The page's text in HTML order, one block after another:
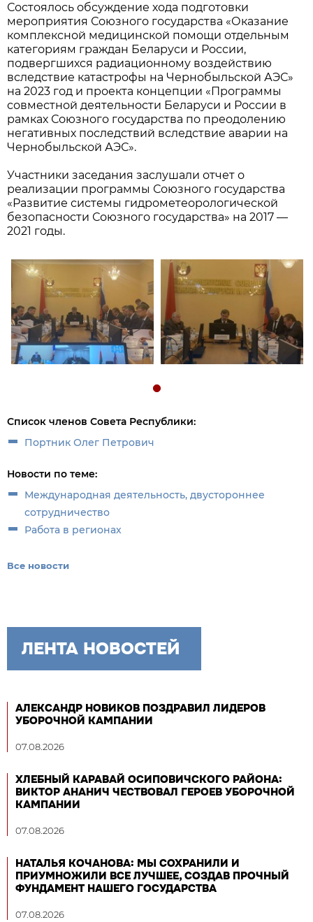
Состоялось обсуждение хода подготовки
мероприятия Союзного государства «Оказание
комплексной медицинской помощи отдельным
категориям граждан Беларуси и России,
подвергшихся радиационному воздействию
вследствие катастрофы на Чернобыльской АЭС»
на 2023 год и проекта концепции «Программы
совместной деятельности Беларуси и России в
рамках Союзного государства по преодолению
негативных последствий вследствие аварии на
Чернобыльской АЭС».
Участники заседания заслушали отчет о
реализации программы Союзного государства
«Развитие системы гидрометеорологической
безопасности Союзного государства» на 2017 —
2021 годы.
Список членов Совета Республики:
Портник Олег Петрович
Новости по теме:
Международная деятельность, двустороннее
сотрудничество
Работа в регионах
Все новости
ЛЕНТА НОВОСТЕЙ
АЛЕКСАНДР НОВИКОВ ПОЗДРАВИЛ ЛИДЕРОВ
УБОРОЧНОЙ КАМПАНИИ
07.08.2026
ХЛЕБНЫЙ КАРАВАЙ ОСИПОВИЧСКОГО РАЙОНА:
ВИКТОР АНАНИЧ ЧЕСТВОВАЛ ГЕРОЕВ УБОРОЧНОЙ
КАМПАНИИ
07.08.2026
НАТАЛЬЯ КОЧАНОВА: МЫ СОХРАНИЛИ И
ПРИУМНОЖИЛИ ВСЕ ЛУЧШЕЕ, СОЗДАВ ПРОЧНЫЙ
ФУНДАМЕНТ НАШЕГО ГОСУДАРСТВА
07.08.2026